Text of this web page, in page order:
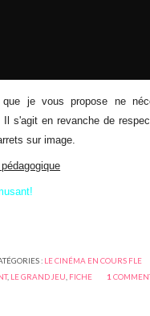
que je vous propose ne
s'agit en revanche de
sur image.
: LE CINÉMA EN COURS FLE
, LE GRAND JEU FICHE 1